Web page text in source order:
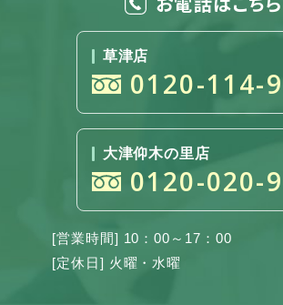
草津店
0120-114-
大津仰木の里店
0120-020-
[営業時間] 10：00～17：00
[定休日] 火曜・水曜